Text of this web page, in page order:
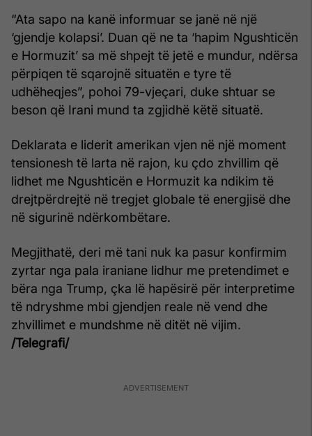
“Ata sapo na kanë informuar se janë në një
‘gjendje kolapsi’. Duan që ne ta ‘hapim Ngushticën
e Hormuzit’ sa më shpejt të jetë e mundur, ndërsa
përpiqen të sqarojnë situatën e tyre të
udhëheqjes”, pohoi 79-vjeçari, duke shtuar se
beson që Irani mund ta zgjidhë këtë situatë.
Deklarata e liderit amerikan vjen në një moment
tensionesh të larta në rajon, ku çdo zhvillim që
lidhet me Ngushticën e Hormuzit ka ndikim të
drejtpërdrejtë në tregjet globale të energjisë dhe
në sigurinë ndërkombëtare.
Megjithatë, deri më tani nuk ka pasur konfirmim
zyrtar nga pala iraniane lidhur me pretendimet e
bëra nga Trump, çka lë hapësirë për interpretime
të ndryshme mbi gjendjen reale në vend dhe
zhvillimet e mundshme në ditët në vijim.
/Telegrafi/